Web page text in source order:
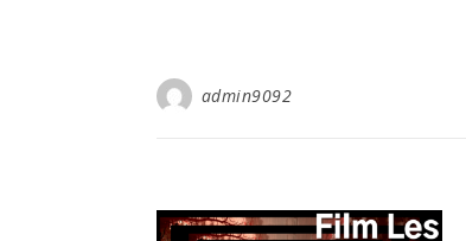
admin9092